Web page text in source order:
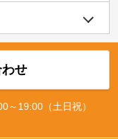
せ
19:00（土日祝）